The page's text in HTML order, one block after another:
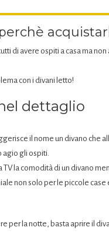
di avere ospiti a casa ma
con i divani letto!
dettaglio
il nome un divano che
agio gli ospiti.
TV la comodità di un divano
non solo per le piccole
per la notte, basta aprire il